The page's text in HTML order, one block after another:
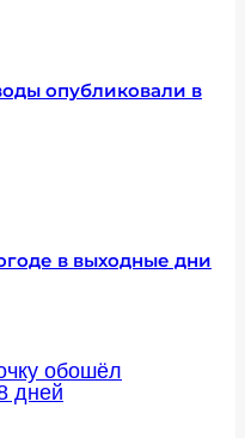
опубликовали в
в выходные дни